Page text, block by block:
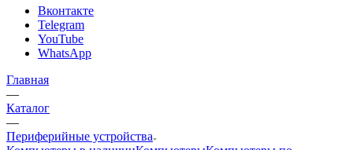
Вконтакте
Telegram
YouTube
WhatsApp
Главная
—
Каталог
—
Периферийные устройства